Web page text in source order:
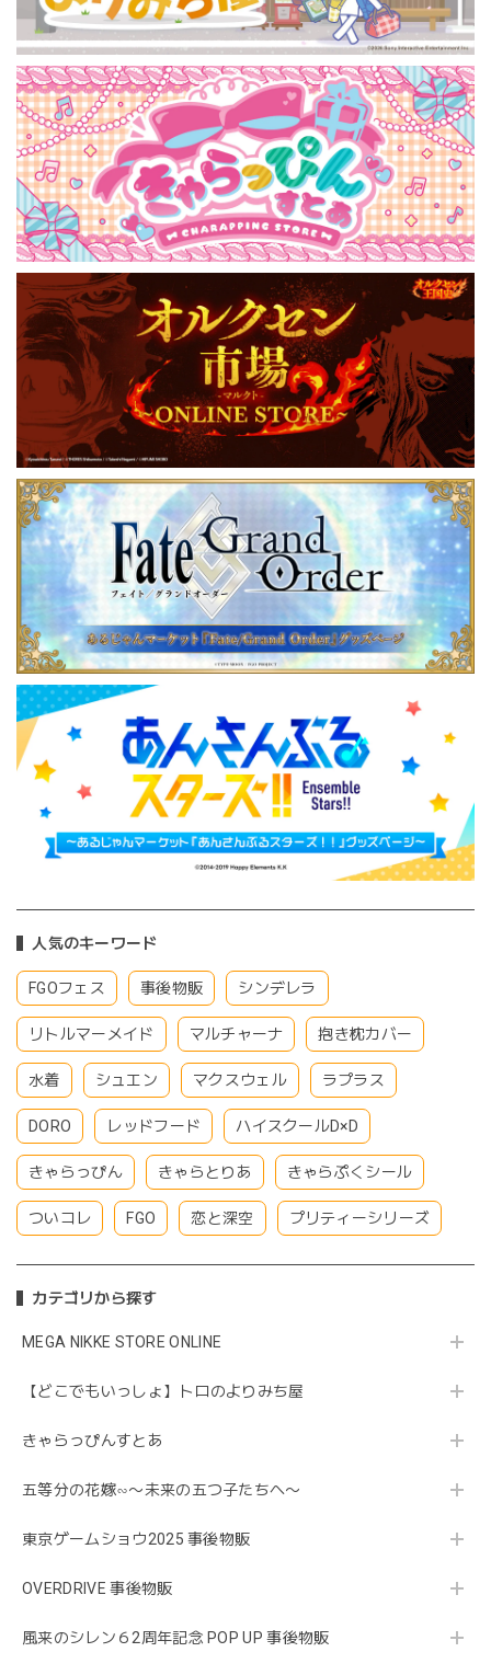
人気のキーワード
FGOフェス 事後物販 シンデレラ
リトルマーメイド マルチャーナ 抱き枕カバー
水着 シュエン マクスウェル ラプラス
DORO レッドフード ハイスクールD×D
きゃらっぴん きゃらとりあ きゃらぷくシール
ついコレ FGO 恋と深空 プリティーシリーズ
カテゴリから探す
MEGA NIKKE STORE ONLINE
【どこでもいっしょ】トロのよりみち屋
きゃらっぴんすとあ
五等分の花嫁∽〜未来の五つ子たちへ〜
東京ゲームショウ2025 事後物販
OVERDRIVE 事後物販
風来のシレン６2周年記念 POP UP 事後物販